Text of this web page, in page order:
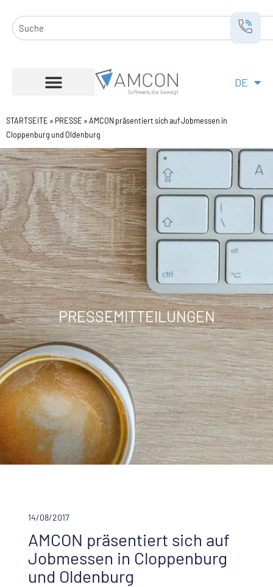
Inhalt
springen
Suche
DE
EN
STARTSEITE » PRESSE » AMCON präsentiert sich auf Jobmessen in
Cloppenburg und Oldenburg
PRESSEMITTEILUNGEN
14/08/2017
AMCON präsentiert sich auf
Jobmessen in Cloppenburg
und Oldenburg